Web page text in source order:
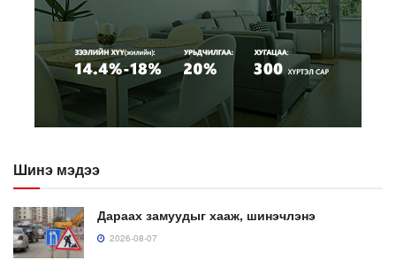
Шинэ мэдээ
Дараах замуудыг хааж, шинэчлэнэ
2026-08-07